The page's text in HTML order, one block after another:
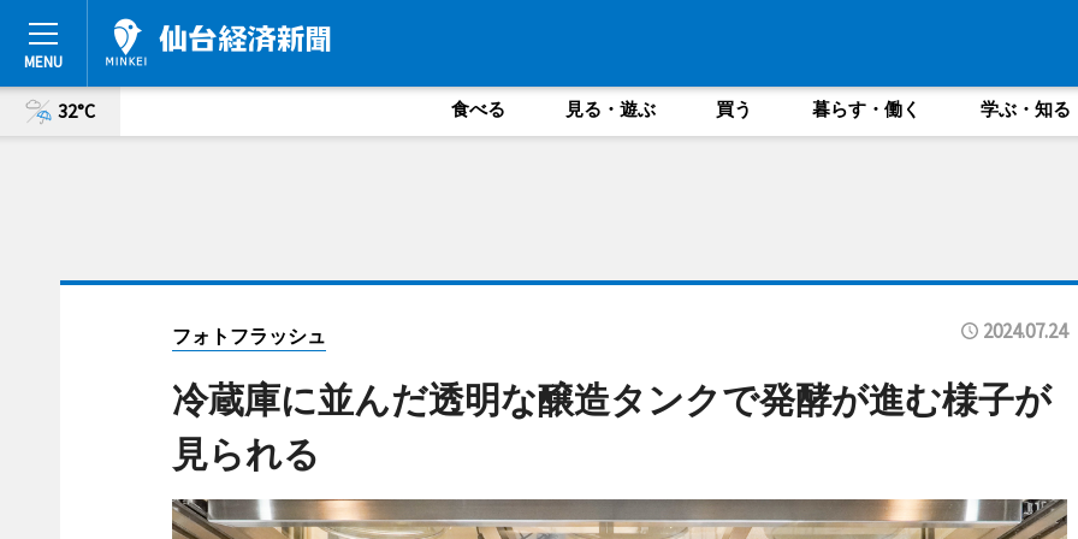
32°C 食べる 見る・遊ぶ 買う 暮らす・働く 学ぶ・知る
フォトフラッシュ 2024.07.24
冷蔵庫に並んだ透明な醸造タンクで発酵が進む様子が
見られる